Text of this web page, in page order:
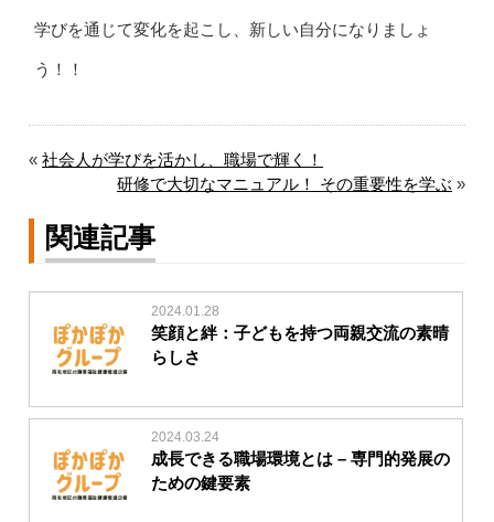
学びを通じて変化を起こし、新しい自分になりましょ
う！！
«社会人が学びを活かし、職場で輝く！
研修で大切なマニュアル！ その重要性を学ぶ »
関連記事
2024.01.28
笑顔と絆：子どもを持つ両親交流の素晴
らしさ
2024.03.24
成長できる職場環境とは – 専門的発展の
ための鍵要素